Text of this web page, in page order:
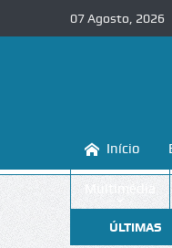
07 Agosto, 2026
Início
Multimédia
ÚLTIMAS
e proteger as praias